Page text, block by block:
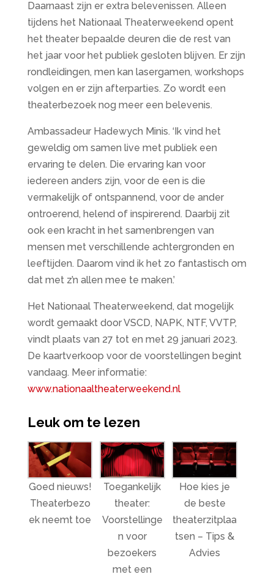
Daarnaast zijn er extra belevenissen. Alleen
tijdens het Nationaal Theaterweekend opent
het theater bepaalde deuren die de rest van
het jaar voor het publiek gesloten blijven. Er zijn
rondleidingen, men kan lasergamen, workshops
volgen en er zijn afterparties. Zo wordt een
theaterbezoek nog meer een belevenis.
Ambassadeur Hadewych Minis. ‘Ik vind het
geweldig om samen live met publiek een
ervaring te delen. Die ervaring kan voor
iedereen anders zijn, voor de een is die
vermakelijk of ontspannend, voor de ander
ontroerend, helend of inspirerend. Daarbij zit
ook een kracht in het samenbrengen van
mensen met verschillende achtergronden en
leeftijden. Daarom vind ik het zo fantastisch om
dat met z’n allen mee te maken.’
Het Nationaal Theaterweekend, dat mogelijk
wordt gemaakt door VSCD, NAPK, NTF, VVTP,
vindt plaats van 27 tot en met 29 januari 2023.
De kaartverkoop voor de voorstellingen begint
vandaag. Meer informatie:
www.nationaaltheaterweekend.nl
Leuk om te lezen
Goed nieuws!
Theaterbezo
ek neemt toe
Toegankelijk
theater:
Voorstellinge
n voor
bezoekers
met een
Hoe kies je
de beste
theaterzitplaa
tsen – Tips &
Advies